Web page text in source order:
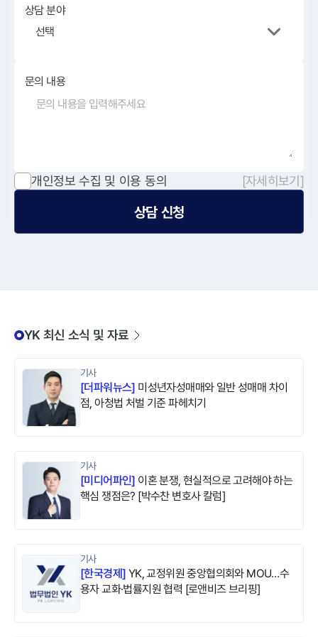
상담 분야
선택
문의 내용
개인정보 수집 및 이용 동의 [자세히보기]
상담 신청
YK 최신 소식 및 자료
기사
[더파워뉴스] 미성년자성매매와 일반 성매매 차이
점, 아청법 처벌 기준 파헤치기
기사
[미디어파인] 이혼 분쟁, 현실적으로 고려해야 하는
핵심 쟁점은? [박수찬 변호사 칼럼]
기사
[한국경제]YK, 교정위원 중앙협의회와 MOU…수
용자 교화·법률지원 협력 [로앤비즈 브리핑]